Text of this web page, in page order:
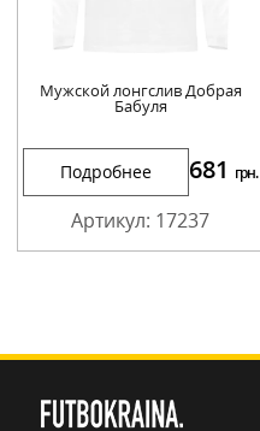
Мужской лонгслив Добрая
Бабуля
Подробнее 681 грн.
Артикул: 17237